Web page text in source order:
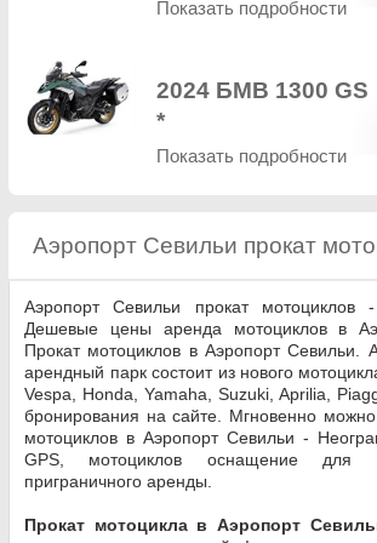
Показать подробности
2024 БМВ 1300 GS
*
Показать подробности
Аэропорт Севильи прокат
Аэропорт Севильи прокат мотоциклов
Дешевые цены аренда мотоциклов в
Прокат мотоциклов в Аэропорт Севильи.
арендный парк состоит из нового
Vespa, Honda, Yamaha, Suzuki, Aprilia,
бронирования на сайте. Мгновенно можно
мотоциклов в Аэропорт Севильи -
GPS, мотоциклов оснащение для
приграничного аренды.
Прокат мотоцикла в Аэропорт